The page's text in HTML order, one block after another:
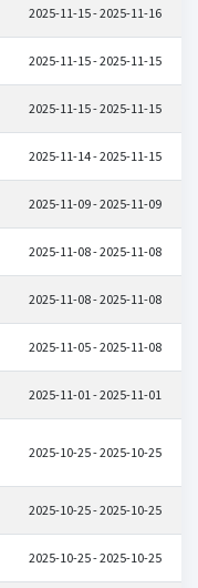
2025-11-15 - 2025-11-16
2025-11-15 - 2025-11-15
2025-11-15 - 2025-11-15
2025-11-14 - 2025-11-15
2025-11-09 - 2025-11-09
2025-11-08 - 2025-11-08
2025-11-08 - 2025-11-08
2025-11-05 - 2025-11-08
2025-11-01 - 2025-11-01
2025-10-25 - 2025-10-25
2025-10-25 - 2025-10-25
2025-10-25 - 2025-10-25